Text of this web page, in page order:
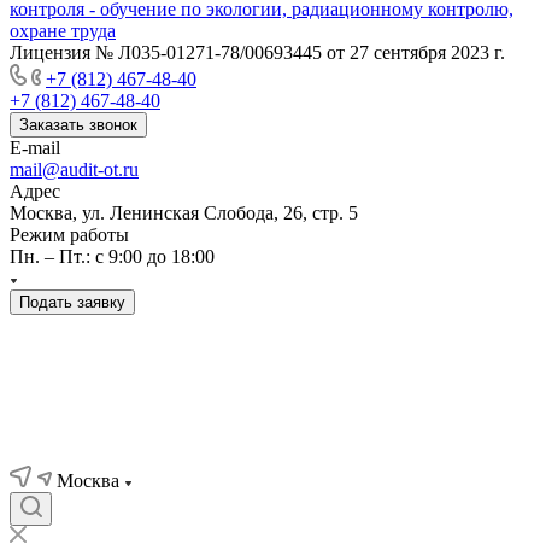
Лицензия № Л035-01271-78/00693445 от 27 сентября 2023 г.
+7 (812) 467-48-40
+7 (812) 467-48-40
Заказать звонок
E-mail
mail@audit-ot.ru
Адрес
Москва, ул. Ленинская Слобода, 26, стр. 5
Режим работы
Пн. – Пт.: с 9:00 до 18:00
Подать заявку
Москва